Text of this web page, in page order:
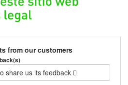
from our customers
share us its feedback